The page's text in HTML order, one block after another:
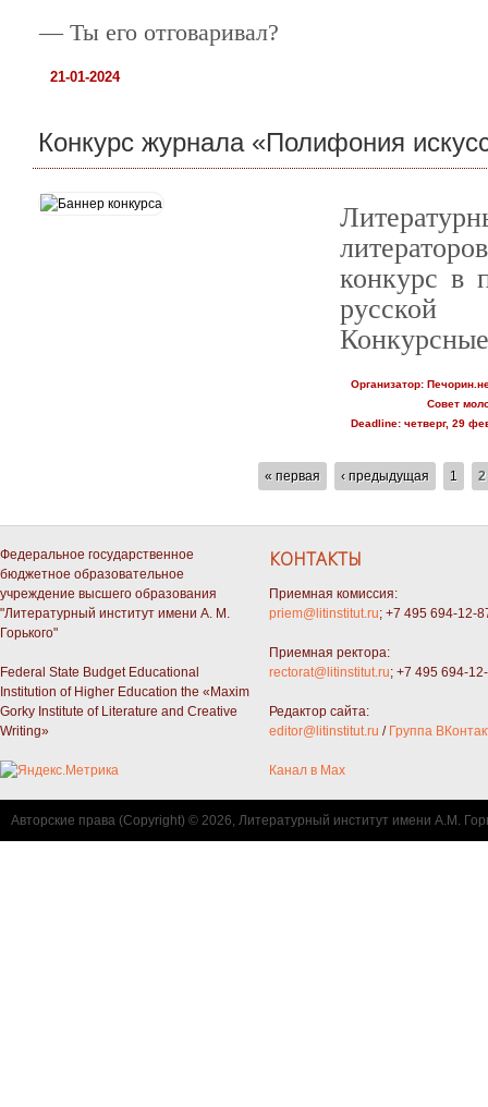
— Ты его отговаривал?
21-01-2024
Конкурс журнала «Полифония
конкурс в
русской
Организатор:
Совет
Deadline:четверг, 29
« первая ‹ предыдущая 1 2
Федеральное государственное
бюджетное образовательное
учреждение высшего образования
"Литературный институт имени А. М.
Горького"
Federal State Budget Educational
Institution of Higher Education the «Maxim
Gorky Institute of Literature and Creative
Writing»
КОНТАКТЫ
Приемная комиссия:
priem@litinstitut.ru; +7 495 694-12-
Приемная ректора:
rectorat@litinstitut.ru; +7 495 694-
Редактор сайта:
editor@litinstitut.ru / Группа
Канал в Max
Авторские права (Copyright) © 2026, Литературный институт имени А.М.